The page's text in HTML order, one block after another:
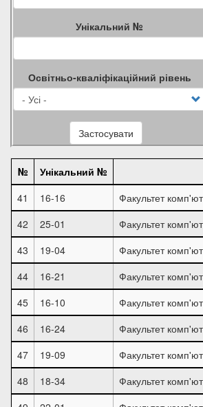
Унікальний №
Освітньо-кваліфікаційний рівень
Застосувати
№ Унікальний №
41
16-16
Факультет
42
25-01
Факультет
43
19-04
Факультет
44
16-21
Факультет
45
16-10
Факультет
46
16-24
Факультет
47
19-09
Факультет
48
18-34
Факультет